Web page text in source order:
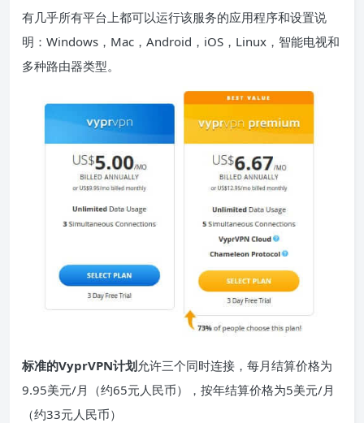
有几乎所有平台上都可以运行该服务的应用程序和设置说
明：Windows，Mac，Android，iOS，Linux，智能电视和
多种路由器类型。
标准的VyprVPN计划允许三个同时连接，每月结算价格为
9.95美元/月（约65元人民币），按年结算价格为5美元/月
（约33元人民币）